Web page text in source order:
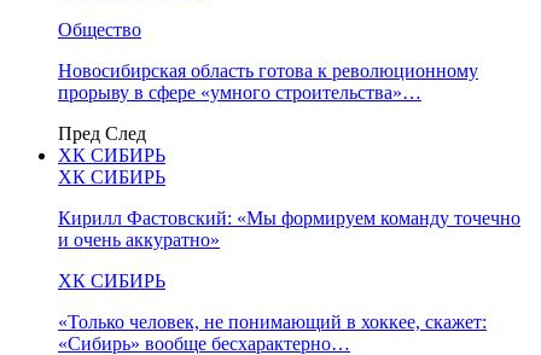
Общество
Новосибирская область готова к революционному
прорыву в сфере «умного строительства»…
Пред След
ХК СИБИРЬ
ХК СИБИРЬ
Кирилл Фастовский: «Мы формируем команду точечно
и очень аккуратно»
ХК СИБИРЬ
«Только человек, не понимающий в хоккее, скажет:
«Сибирь» вообще бесхарактерно…